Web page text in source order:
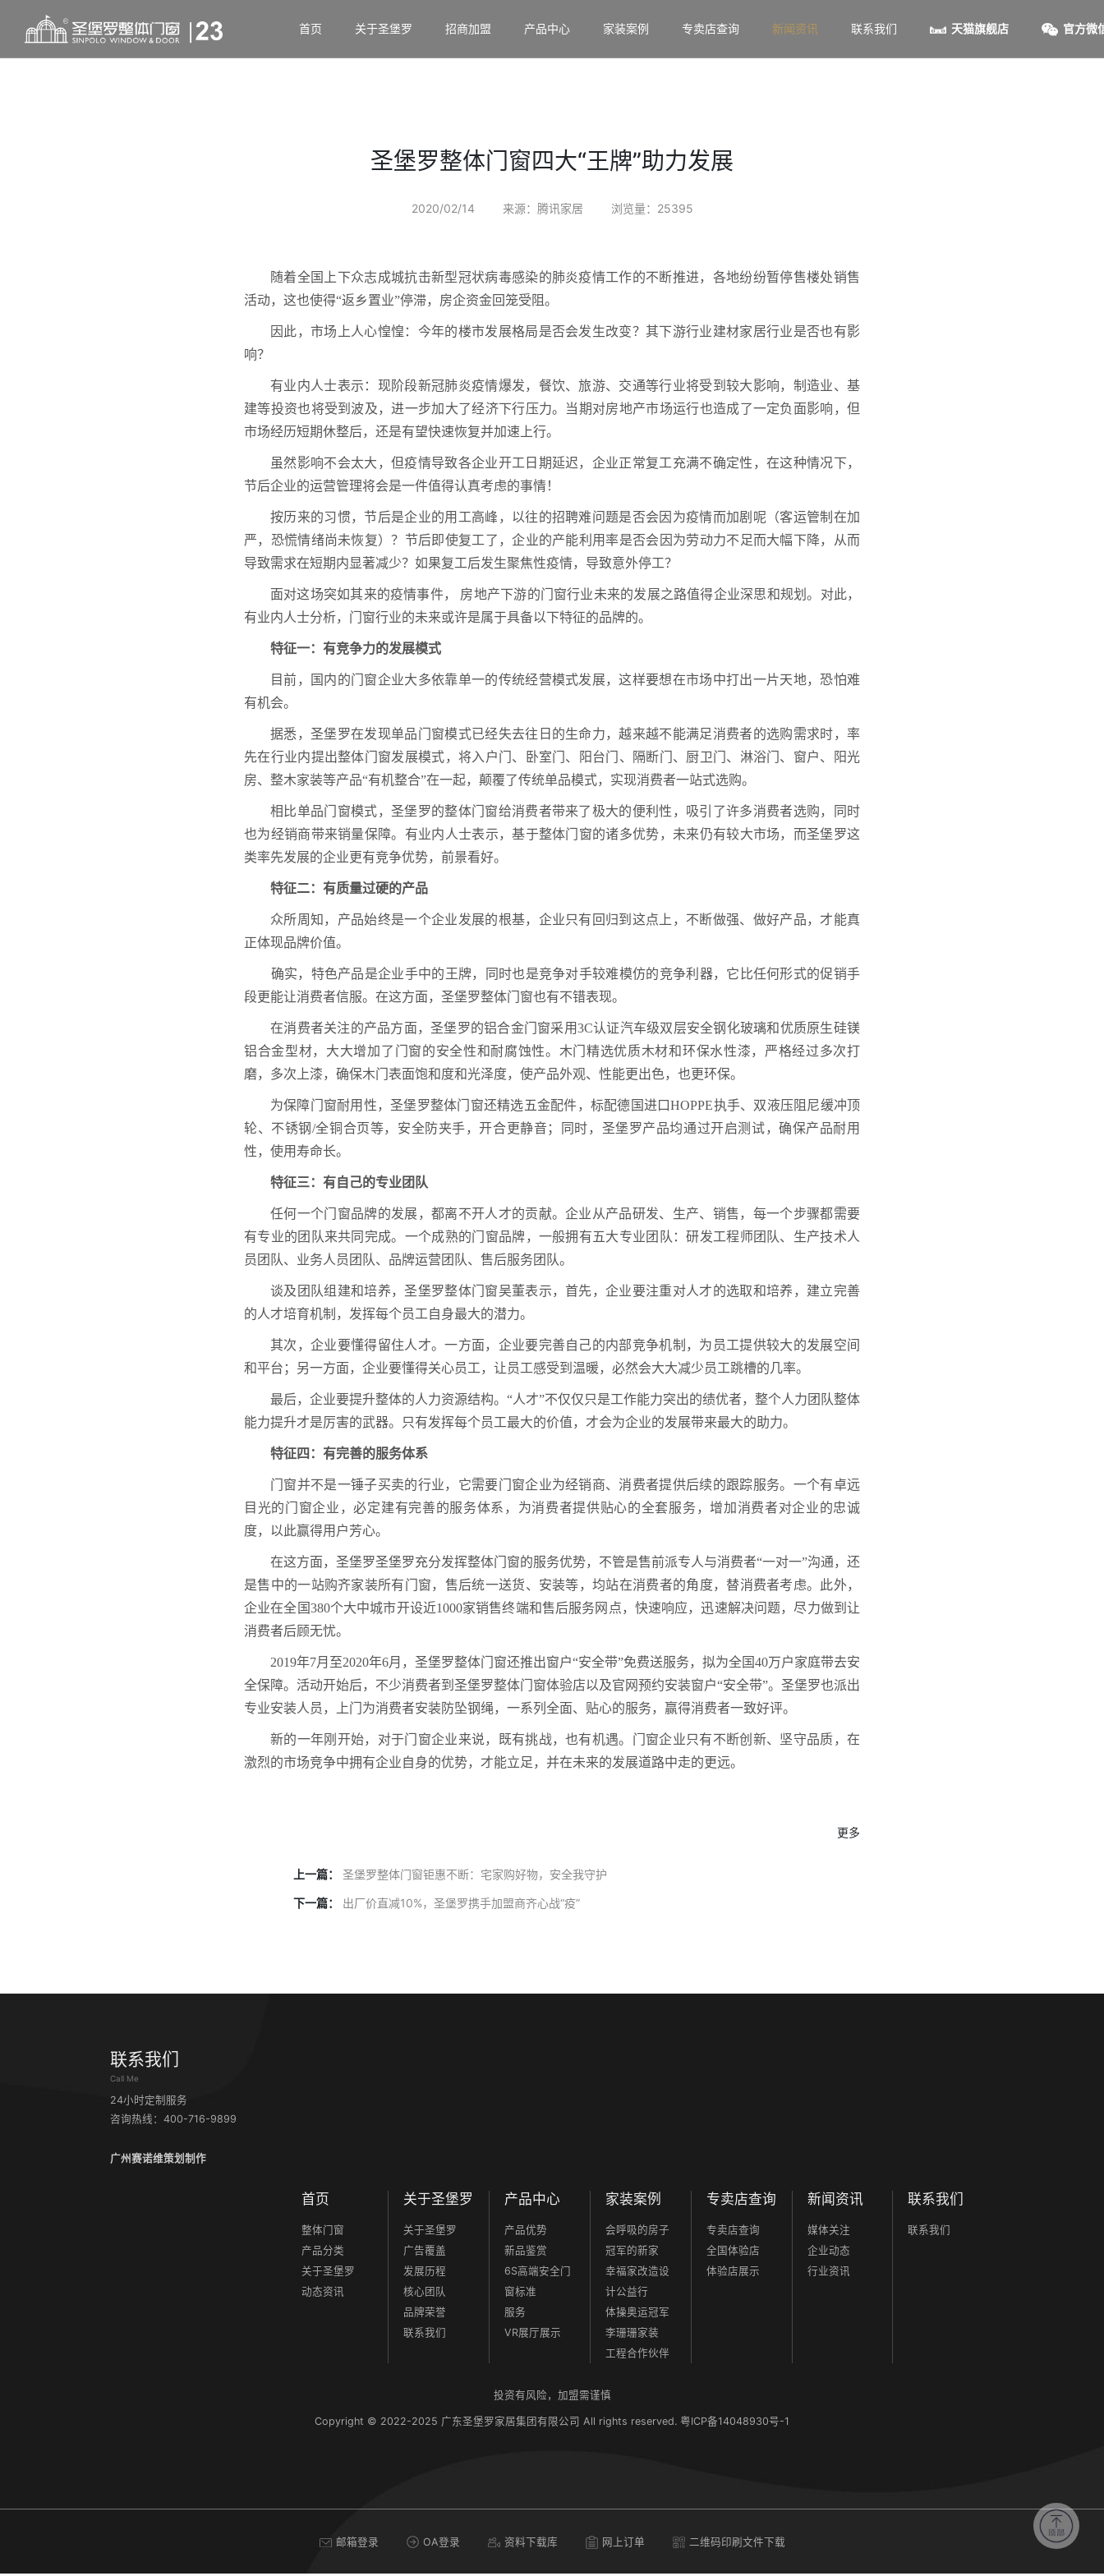
首页 关于圣堡罗 招商加盟 产品中心 家装案例 专卖店查询 新闻资讯 联系我们 天猫旗舰店 官方微
圣堡罗整体门窗四大“王牌”助力发展
2020/02/14 来源：腾讯家居 浏览量：25395
随着全国上下众志成城抗击新型冠状病毒感染的肺炎疫情工作的不断推进，各地纷纷暂停售楼处销售
活动，这也使得“返乡置业”停滞，房企资金回笼受阻。
因此，市场上人心惶惶：今年的楼市发展格局是否会发生改变？其下游行业建材家居行业是否也有影
响？
有业内人士表示：现阶段新冠肺炎疫情爆发，餐饮、旅游、交通等行业将受到较大影响，制造业、基
建等投资也将受到波及，进一步加大了经济下行压力。当期对房地产市场运行也造成了一定负面影响，但
市场经历短期休整后，还是有望快速恢复并加速上行。
虽然影响不会太大，但疫情导致各企业开工日期延迟，企业正常复工充满不确定性，在这种情况下，
节后企业的运营管理将会是一件值得认真考虑的事情！
按历来的习惯，节后是企业的用工高峰，以往的招聘难问题是否会因为疫情而加剧呢（客运管制在加
严，恐慌情绪尚未恢复）？节后即使复工了，企业的产能利用率是否会因为劳动力不足而大幅下降，从而
导致需求在短期内显著减少？如果复工后发生聚焦性疫情，导致意外停工？
面对这场突如其来的疫情事件， 房地产下游的门窗行业未来的发展之路值得企业深思和规划。对此，
有业内人士分析，门窗行业的未来或许是属于具备以下特征的品牌的。
特征一：有竞争力的发展模式
目前，国内的门窗企业大多依靠单一的传统经营模式发展，这样要想在市场中打出一片天地，恐怕难
有机会。
据悉，圣堡罗在发现单品门窗模式已经失去往日的生命力，越来越不能满足消费者的选购需求时，率
先在行业内提出整体门窗发展模式，将入户门、卧室门、阳台门、隔断门、厨卫门、淋浴门、窗户、阳光
房、整木家装等产品“有机整合”在一起，颠覆了传统单品模式，实现消费者一站式选购。
相比单品门窗模式，圣堡罗的整体门窗给消费者带来了极大的便利性，吸引了许多消费者选购，同时
也为经销商带来销量保障。有业内人士表示，基于整体门窗的诸多优势，未来仍有较大市场，而圣堡罗这
类率先发展的企业更有竞争优势，前景看好。
特征二：有质量过硬的产品
众所周知，产品始终是一个企业发展的根基，企业只有回归到这点上，不断做强、做好产品，才能真
正体现品牌价值。
确实，特色产品是企业手中的王牌，同时也是竞争对手较难模仿的竞争利器，它比任何形式的促销手
段更能让消费者信服。在这方面，圣堡罗整体门窗也有不错表现。
在消费者关注的产品方面，圣堡罗的铝合金门窗采用3C认证汽车级双层安全钢化玻璃和优质原生硅镁
铝合金型材，大大增加了门窗的安全性和耐腐蚀性。木门精选优质木材和环保水性漆，严格经过多次打
磨，多次上漆，确保木门表面饱和度和光泽度，使产品外观、性能更出色，也更环保。
为保障门窗耐用性，圣堡罗整体门窗还精选五金配件，标配德国进口HOPPE执手、双液压阻尼缓冲顶
轮、不锈钢/全铜合页等，安全防夹手，开合更静音；同时，圣堡罗产品均通过开启测试，确保产品耐用
性，使用寿命长。
特征三：有自己的专业团队
任何一个门窗品牌的发展，都离不开人才的贡献。企业从产品研发、生产、销售，每一个步骤都需要
有专业的团队来共同完成。一个成熟的门窗品牌，一般拥有五大专业团队：研发工程师团队、生产技术人
员团队、业务人员团队、品牌运营团队、售后服务团队。
谈及团队组建和培养，圣堡罗整体门窗吴董表示，首先，企业要注重对人才的选取和培养，建立完善
的人才培育机制，发挥每个员工自身最大的潜力。
其次，企业要懂得留住人才。一方面，企业要完善自己的内部竞争机制，为员工提供较大的发展空间
和平台；另一方面，企业要懂得关心员工，让员工感受到温暖，必然会大大减少员工跳槽的几率。
最后，企业要提升整体的人力资源结构。“人才”不仅仅只是工作能力突出的绩优者，整个人力团队整体
能力提升才是厉害的武器。只有发挥每个员工最大的价值，才会为企业的发展带来最大的助力。
特征四：有完善的服务体系
门窗并不是一锤子买卖的行业，它需要门窗企业为经销商、消费者提供后续的跟踪服务。一个有卓远
目光的门窗企业，必定建有完善的服务体系，为消费者提供贴心的全套服务，增加消费者对企业的忠诚
度，以此赢得用户芳心。
在这方面，圣堡罗圣堡罗充分发挥整体门窗的服务优势，不管是售前派专人与消费者“一对一”沟通，还
是售中的一站购齐家装所有门窗，售后统一送货、安装等，均站在消费者的角度，替消费者考虑。此外，
企业在全国380个大中城市开设近1000家销售终端和售后服务网点，快速响应，迅速解决问题，尽力做到让
消费者后顾无忧。
2019年7月至2020年6月，圣堡罗整体门窗还推出窗户“安全带”免费送服务，拟为全国40万户家庭带去安
全保障。活动开始后，不少消费者到圣堡罗整体门窗体验店以及官网预约安装窗户“安全带”。圣堡罗也派出
专业安装人员，上门为消费者安装防坠钢绳，一系列全面、贴心的服务，赢得消费者一致好评。
新的一年刚开始，对于门窗企业来说，既有挑战，也有机遇。门窗企业只有不断创新、坚守品质，在
激烈的市场竞争中拥有企业自身的优势，才能立足，并在未来的发展道路中走的更远。
更多
上一篇： 圣堡罗整体门窗钜惠不断：宅家购好物，安全我守护
下一篇： 出厂价直减10%，圣堡罗携手加盟商齐心战“疫”
联系我们
Call Me
24小时定制服务
咨询热线：400-716-9899
广州赛诺维策划制作
首页
整体门窗
产品分类
关于圣堡罗
动态资讯
关于圣堡罗
关于圣堡罗
广告覆盖
发展历程
核心团队
品牌荣誉
联系我们
产品中心
产品优势
新品鉴赏
6S高端安全门
窗标准
服务
VR展厅展示
家装案例
会呼吸的房子
冠军的新家
幸福家改造设
计公益行
体操奥运冠军
李珊珊家装
工程合作伙伴
专卖店查询
专卖店查询
全国体验店
体验店展示
新闻资讯
媒体关注
企业动态
行业资讯
联系我们
联系我们
投资有风险，加盟需谨慎
Copyright © 2022-2025 广东圣堡罗家居集团有限公司 All rights reserved. 粤ICP备14048930号-1
邮箱登录 OA登录 资料下载库 网上订单 二维码印刷文件下载